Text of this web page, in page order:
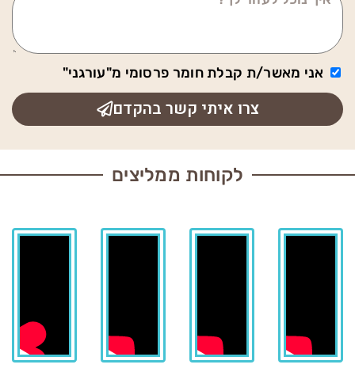
אני מאשר/ת קבלת חומר פרסומי מ"עורגני"
צרו איתי קשר בהקדם
לקוחות ממליצים